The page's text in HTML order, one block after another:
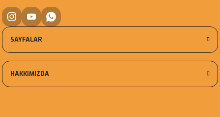
SAYFALAR
HAKKIMIZDA